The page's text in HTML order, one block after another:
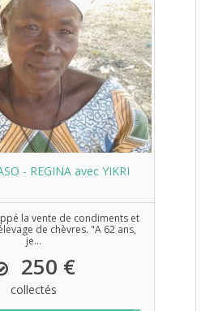
- REGINA avec YIKRI
la vente de condiments et
de chèvres. "A 62 ans,
je...
250 €
collectés